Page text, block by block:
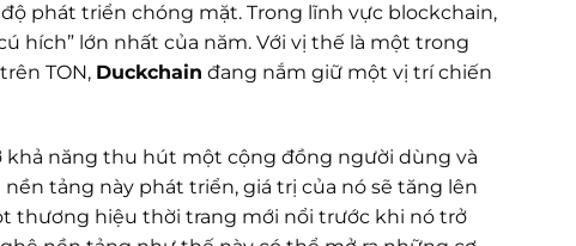
phát triển chóng mặt. Trong lĩnh vực blockchain,
hích” lớn nhất của năm. Với vị thế là một trong
TON, Duckchain đang nắm giữ một vị trí chiến
khả năng thu hút một cộng đồng người dùng và
tảng này phát triển, giá trị của nó sẽ tăng lên
thương hiệu thời trang mới nổi trước khi nó trở